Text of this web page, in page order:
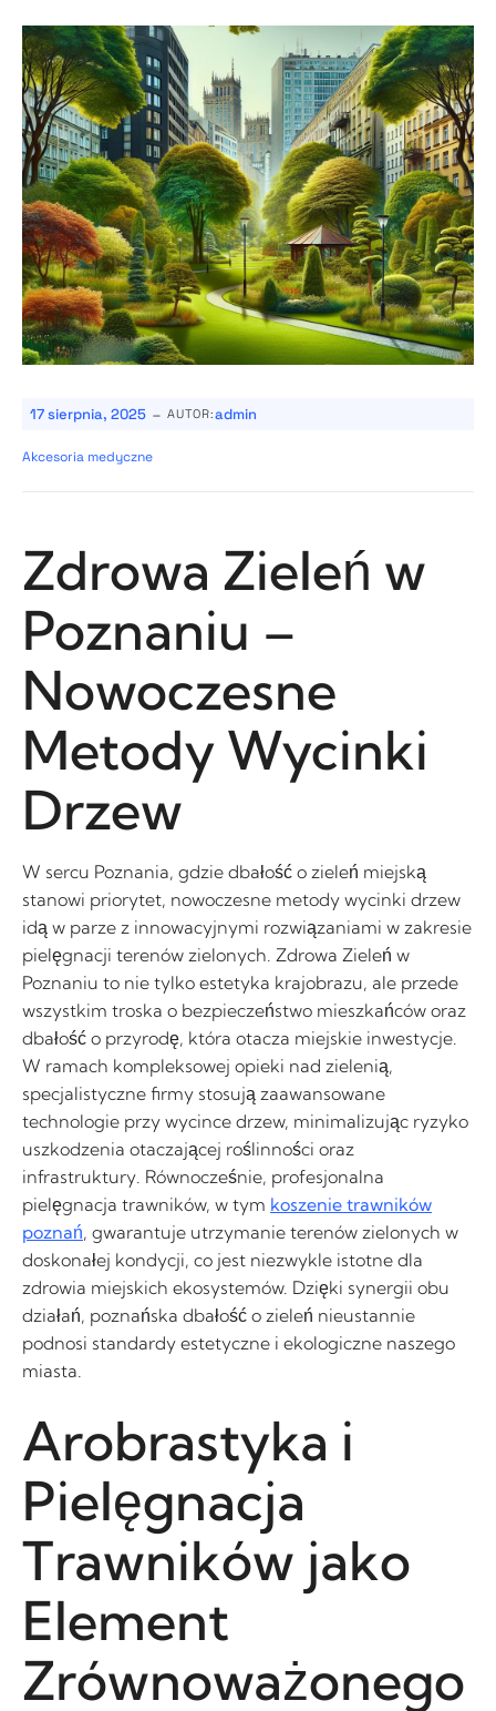
17 sierpnia, 2025 - AUTOR:admin
Akcesoria medyczne
Zdrowa Zieleń w
Poznaniu –
Nowoczesne
Metody Wycinki
Drzew
W sercu Poznania, gdzie dbałość o zieleń miejską
stanowi priorytet, nowoczesne metody wycinki drzew
idą w parze z innowacyjnymi rozwiązaniami w zakresie
pielęgnacji terenów zielonych. Zdrowa Zieleń w
Poznaniu to nie tylko estetyka krajobrazu, ale przede
wszystkim troska o bezpieczeństwo mieszkańców oraz
dbałość o przyrodę, która otacza miejskie inwestycje.
W ramach kompleksowej opieki nad zielenią,
specjalistyczne firmy stosują zaawansowane
technologie przy wycince drzew, minimalizując ryzyko
uszkodzenia otaczającej roślinności oraz
infrastruktury. Równocześnie, profesjonalna
pielęgnacja trawników, w tym koszenie trawników
poznań, gwarantuje utrzymanie terenów zielonych w
doskonałej kondycji, co jest niezwykle istotne dla
zdrowia miejskich ekosystemów. Dzięki synergii obu
działań, poznańska dbałość o zieleń nieustannie
podnosi standardy estetyczne i ekologiczne naszego
miasta.
Arobrastyka i
Pielęgnacja
Trawników jako
Element
Zrównoważonego